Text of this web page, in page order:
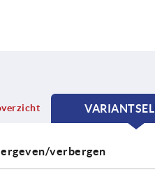
verbergen